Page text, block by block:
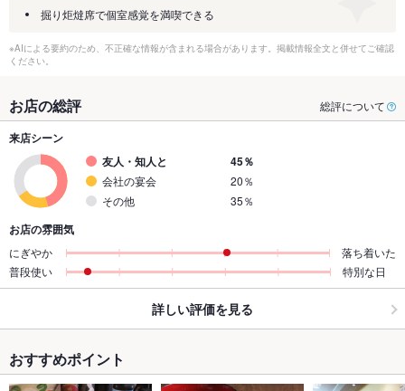
掘り炬燵席で個室感覚を満喫できる
※AIによる要約のため、不正確な情報が含まれる場合があります。掲載情報全文と併せてご確認
ください。
お店の総評 総評について
来店シーン
友人・知人と
45％
会社の宴会
20％
その他
35％
お店の雰囲気
にぎやか
落ち着いた
普段使い
特別な日
詳しい評価を見る
おすすめポイント